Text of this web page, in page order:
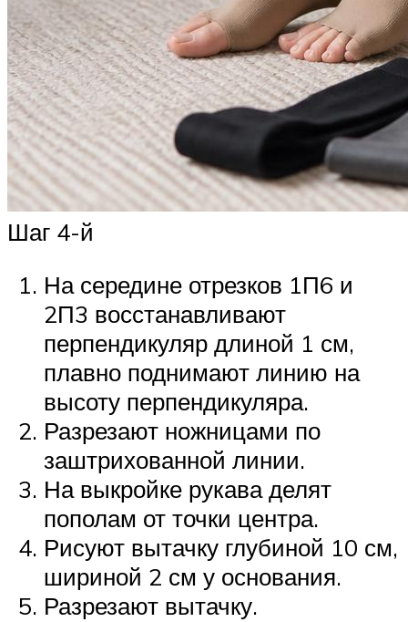
Шаг 4-й
На середине отрезков 1П6 и
2П3 восстанавливают
перпендикуляр длиной 1 см,
плавно поднимают линию на
высоту перпендикуляра.
Разрезают ножницами по
заштрихованной линии.
На выкройке рукава делят
пополам от точки центра.
Рисуют вытачку глубиной 10 см,
шириной 2 см у основания.
Разрезают вытачку.